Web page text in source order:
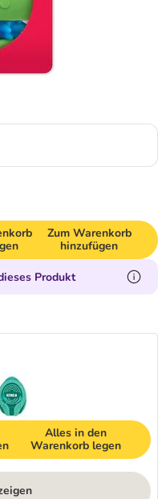
Zum Warenkorb
hinzufügen
Produkt
Alles in den
Warenkorb legen